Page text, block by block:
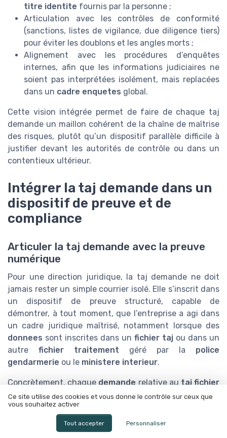
titre identite fournis par la personne ;
Articulation avec les contrôles de conformité
(sanctions, listes de vigilance, due diligence tiers)
pour éviter les doublons et les angles morts ;
Alignement avec les procédures d’enquêtes
internes, afin que les informations judiciaires ne
soient pas interprétées isolément, mais replacées
dans un cadre enquetes global.
Cette vision intégrée permet de faire de chaque taj
demande un maillon cohérent de la chaîne de maîtrise
des risques, plutôt qu’un dispositif parallèle difficile à
justifier devant les autorités de contrôle ou dans un
contentieux ultérieur.
Intégrer la taj demande dans un
dispositif de preuve et de
compliance
Articuler la taj demande avec la preuve
numérique
Pour une direction juridique, la taj demande ne doit
jamais rester un simple courrier isolé. Elle s’inscrit dans
un dispositif de preuve structuré, capable de
démontrer, à tout moment, que l’entreprise a agi dans
un cadre juridique maîtrisé, notamment lorsque des
donnees sont inscrites dans un fichier taj ou dans un
autre fichier traitement géré par la police
gendarmerie ou le ministere interieur.
Concrètement, chaquedemanderelative autaj fichier
(consultation, rectification, effacement donnees) doit
être intégrée dans un référentiel probatoire interne,
Ce site utilise des cookies et vous donne le contrôle sur ceux que
vous souhaitez activer
Tout accepter Personnaliser